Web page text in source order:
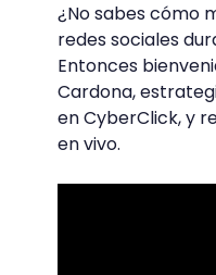
¿No sabes cómo
redes sociales
Entonces
Cardona,
en CyberClick, y
en vivo.